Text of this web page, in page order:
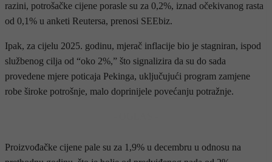
razini, potrošačke cijene porasle su za 0,2%, iznad očekivanog rasta
od 0,1% u anketi Reutersa, prenosi SEEbiz.
Ipak, za cijelu 2025. godinu, mjerač inflacije bio je stagniran, ispod
službenog cilja od “oko 2%,” što signalizira da su do sada
provedene mjere poticaja Pekinga, uključujući program zamjene
robe široke potrošnje, malo doprinijele povećanju potražnje.
Proizvođačke cijene pale su za 1,9% u decembru u odnosu na